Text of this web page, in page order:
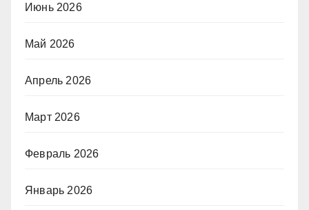
Июнь 2026
Май 2026
Апрель 2026
Март 2026
Февраль 2026
Январь 2026